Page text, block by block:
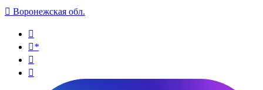
 Воронежская обл.

*

